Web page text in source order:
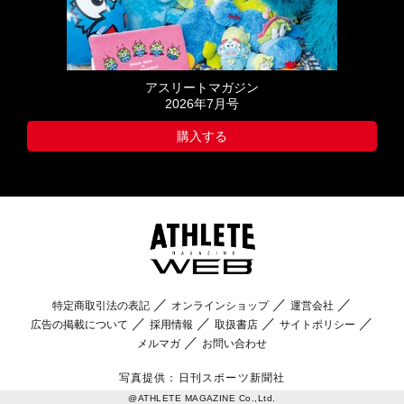
アスリートマガジン
2026年7月号
購入する
特定商取引法の表記 オンラインショップ
運営会社
広告の掲載について
採用情報 取扱書店
サイトポリシー
メルマガ
お問い合わせ
写真提供：日刊スポーツ新聞社
@ATHLETE MAGAZINE Co.,Ltd.